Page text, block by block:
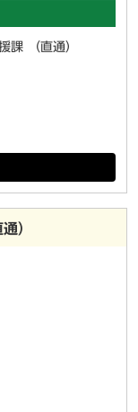
課 （直通）
）